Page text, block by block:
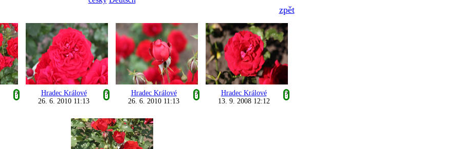
zpět
?
Hradec Králové
?
26. 6. 2010 11:13
Hradec Králové
?
26. 6. 2010 11:13
Hradec Králové
?
13. 9. 2008 12:12